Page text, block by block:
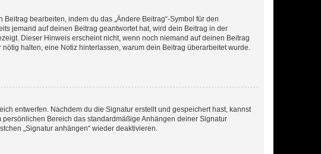
bearbeiten, indem du das „Ändere Beitrag“-Symbol für den
jemand auf deinen Beitrag geantwortet hat, wird dein Beitrag in der
Dieser Hinweis erscheint nicht, wenn noch niemand auf deinen Beitrag
halten, eine Notiz hinterlassen, warum dein Beitrag überarbeitet wurde.
entwerfen. Nachdem du die Signatur erstellt und gespeichert hast, kannst
Bereich das standardmäßige Anhängen deiner Signatur
„Signatur anhängen“ wieder deaktivieren.